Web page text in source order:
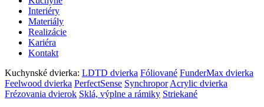
Interiéry
Materiály
Realizácie
Kariéra
Kontakt
Kuchynské dvierka: LDTD dvierka Fóliované FunderMax dvierka
Feelwood dvierka PerfectSense Synchropor Acrylic dvierka
Frézovania dvierok Sklá, výplne a rámiky Striekané